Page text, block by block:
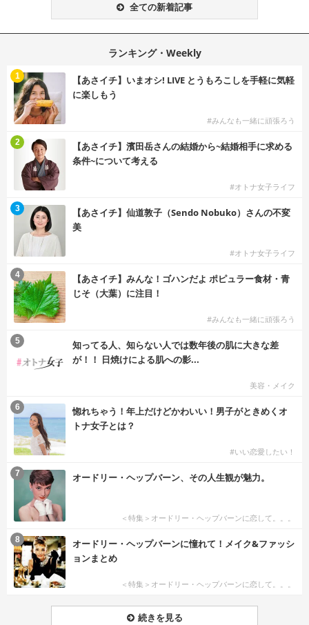
全ての新着記事
ランキング・Weekly
【あさイチ】いまオシ! LIVE とうもろこしを手軽に気軽
に楽しもう
#みんなも一緒に頑張ろう
1
【あさイチ】濱田岳さんの結婚から~結婚相手に求める
条件~について考える
#オトナ女子ライフ
2
【あさイチ】仙道敦子（Sendo Nobuko）さんの不変
美
#オトナ女子ライフ
3
【あさイチ】みんな！ゴハンだよ ポピュラー食材・青
じそ（大葉）に注目！
#みんなも一緒に頑張ろう
4
知ってる人、知らない人では数年後の肌に大きな差
が！！ 日焼けによる肌への影...
美容・メイク
5
惚れちゃう！年上だけどかわいい！男子がときめくオ
トナ女子とは？
#いい恋愛したい！
6
オードリー・ヘップバーン、その人生観が魅力。
＜特集＞オードリー・ヘップバーンに恋して。。。
7
オードリー・ヘップバーンに憧れて！メイク&ファッシ
ョンまとめ
＜特集＞オードリー・ヘップバーンに恋して。。。
8
続きを見る